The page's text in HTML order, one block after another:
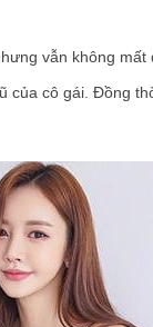
vẫn không mất
cô gái. Đồng